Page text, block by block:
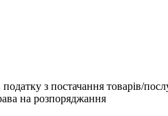
з постачання товарів/
на розпоряджання